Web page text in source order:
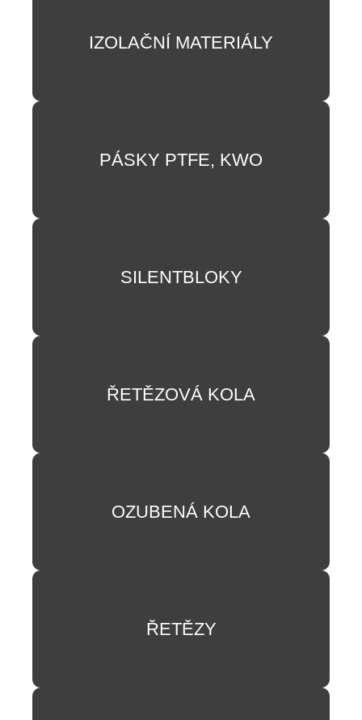
IZOLAČNÍ MATERIÁLY
PÁSKY PTFE, KWO
SILENTBLOKY
ŘETĚZOVÁ KOLA
OZUBENÁ KOLA
ŘETĚZY